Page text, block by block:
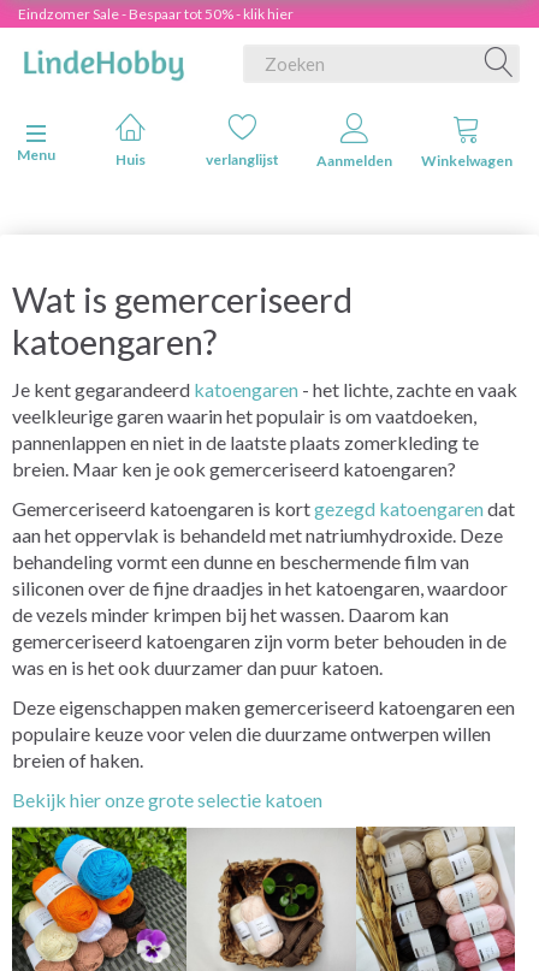
Eindzomer Sale - Bespaar tot 50% - klik hier
Navigatie in-/uitschakelen
Menu
Huis verlanglijst Aanmelden Winkelwagen
Wat is gemerceriseerd
katoengaren?
Je kent gegarandeerd katoengaren - het lichte, zachte en vaak
veelkleurige garen waarin het populair is om vaatdoeken,
pannenlappen en niet in de laatste plaats zomerkleding te
breien. Maar ken je ook gemerceriseerd katoengaren?
Gemerceriseerd katoengaren is kortgezegd katoengarendat
aan het oppervlak is behandeld met natriumhydroxide. Deze
behandeling vormt een dunne en beschermende film van
siliconen over de fijne draadjes in het katoengaren, waardoor
de vezels minder krimpen bij het wassen. Daarom kan
gemerceriseerd katoengaren zijn vorm beter behouden in de
was en is het ook duurzamer dan puur katoen.
Deze eigenschappen maken gemerceriseerd katoengaren een
populaire keuze voor velen die duurzame ontwerpen willen
breien of haken.
Bekijk hier onze grote selectie katoen